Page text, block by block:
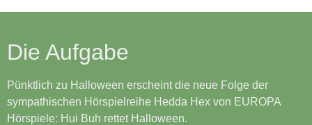
Die Aufgabe
Pünktlich zu Halloween erscheint die neue Folge der
sympathischen Hörspielreihe Hedda Hex von EUROPA
Hörspiele: Hui Buh rettet Halloween.